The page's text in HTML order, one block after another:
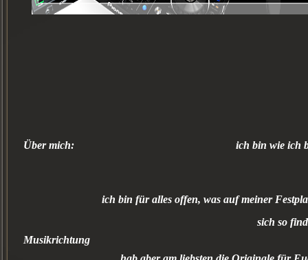
Über mich: ich bin wie ich
Musikrichtung
ich bin für alles offen, was auf meiner
sich so